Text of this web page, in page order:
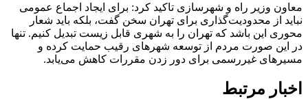
معاون وزیر راه و شهرسازی تاکید کرد: برای ایجاد اجماع عمومی
نباید از محدودیت‌گذاری برای تهران سخن گفت، بلکه باید شعار
محوری این باشد که تهران را به شهری قابل زیست تبدیل کنیم. تنها
در این صورت مردم از توسعه شهرهای رقیب حمایت کرده و
مسیرهای غیررسمی برای دور زدن مقررات کاهش می‌یابد.
اخبار مرتبط